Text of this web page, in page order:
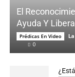
El
Ayuda Y
Prédicas En Video
0